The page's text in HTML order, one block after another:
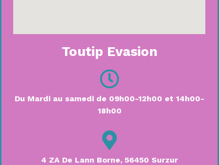
Toutip Evasion
Du Mardi au samedi de 09h00-12h00 et 14h00-
18h00
4 ZA De Lann Borne, 56450 Surzur